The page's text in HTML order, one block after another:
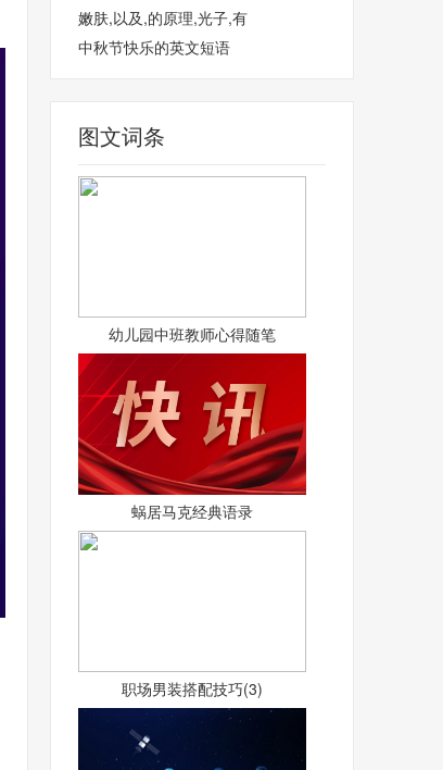
嫩肤,以及,的原理,光子,有
中秋节快乐的英文短语
图文词条
幼儿园中班教师心得随笔
蜗居马克经典语录
职场男装搭配技巧(3)